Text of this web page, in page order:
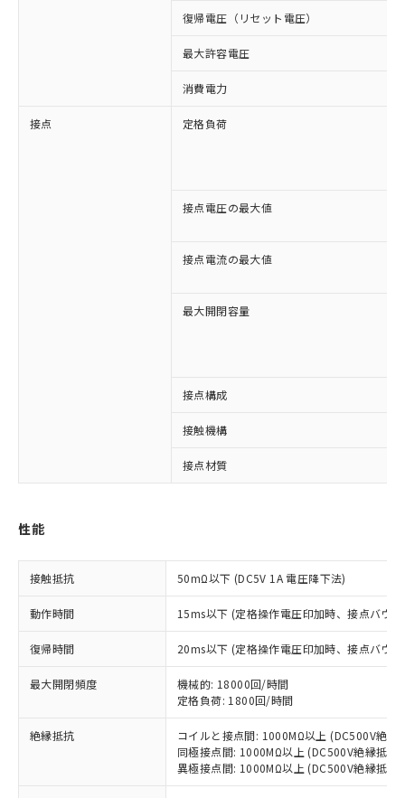
復帰電圧（リセット電圧）
最大許容電圧
消費電力
接点 定格負荷
接点電圧の最大値
接点電流の最大値
最大開閉容量
接点構成
接触機構
接点材質
性能
接触抵抗 50mΩ以下 (DC5V 1A 電圧降下法)
動作時間 15ms以下 (定格操作電圧印加時、接点バウ
復帰時間 20ms以下 (定格操作電圧印加時、接点バウ
最大開閉頻度
機械的: 18000回/時間
定格負荷: 1800回/時間
絶縁抵抗
コイルと接点間: 1000MΩ以上 (DC500V絶縁
同極接点間: 1000MΩ以上 (DC500V絶縁抵抗
異極接点間: 1000MΩ以上 (DC500V絶縁抵抗
ご利用条件
以下の条件をお読みいただき、同意のうえ
ご利用ください。
本サービスは、当社制御機器事業取扱
商品の当社在庫状況および標準価格
(税抜)を提供させていただくもので
当社制御機器事業取扱商品の中には、
本サービスの対象外となる商品もある
対応予定：EU RoHS指令（10物質）の非含
有に対応した製品に切り替える予定のある
対応予定なし：EU RoHS指令（10物質）の
定はありません。
調査・確認中：EU RoHS指令（10物質）の
非含有の対応状況を調査中または確認中の
非該当品：ライセンス料など無形物で、有
害物質有無と関係のない商品です。
仕入先様の事情により、非含有部品として
いたものが、含有品と判明した場合などや
※1 中国RoHS○×表
「○」：最大均質材料含有率が中国RoHSの
基準値以下であることを示します。
「×」：最大均質材料含有率が中国RoHSの
基準値を超えていることを示します。